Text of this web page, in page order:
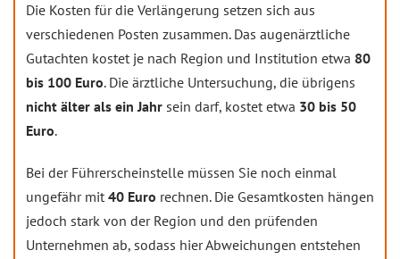
Die Kosten für die Verlängerung setzen sich aus
verschiedenen Posten zusammen. Das augenärztliche
Gutachten kostet je nach Region und Institution etwa 80
bis 100 Euro. Die ärztliche Untersuchung, die übrigens
nicht älter als ein Jahr sein darf, kostet etwa 30 bis 50
Euro.
Bei der Führerscheinstelle müssen Sie noch einmal
ungefähr mit 40 Euro rechnen. Die Gesamtkosten hängen
jedoch stark von der Region und den prüfenden
Unternehmen ab, sodass hier Abweichungen entstehen